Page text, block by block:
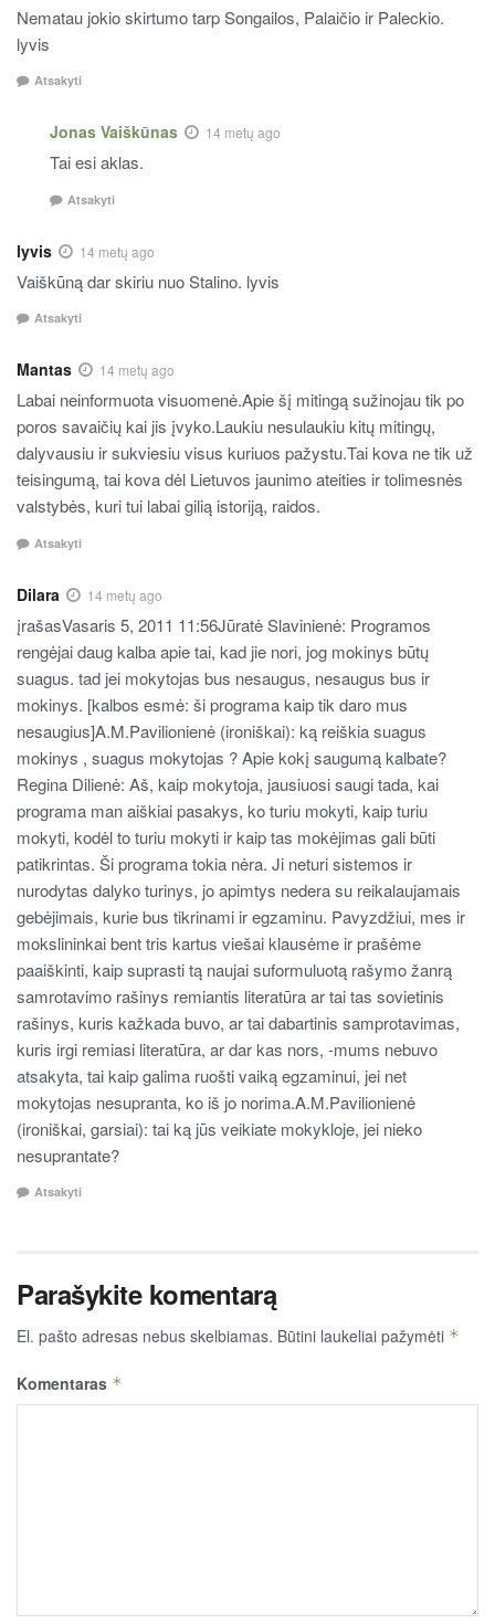
Nematau jokio skirtumo tarp Songailos, Palaičio ir Paleckio.
lyvis
Atsakyti
Jonas Vaiškūnas 14 metų ago
Tai esi aklas.
Atsakyti
lyvis 14 metų ago
Vaiškūną dar skiriu nuo Stalino. lyvis
Atsakyti
Mantas 14 metų ago
Labai neinformuota visuomenė.Apie šį mitingą sužinojau tik po
poros savaičių kai jis įvyko.Laukiu nesulaukiu kitų mitingų,
dalyvausiu ir sukviesiu visus kuriuos pažystu.Tai kova ne tik už
teisingumą, tai kova dėl Lietuvos jaunimo ateities ir tolimesnės
valstybės, kuri tui labai gilią istoriją, raidos.
Atsakyti
Dilara 14 metų ago
įrašasVasaris 5, 2011 11:56Jūratė Slavinienė: Programos
rengėjai daug kalba apie tai, kad jie nori, jog mokinys būtų
suagus. tad jei mokytojas bus nesaugus, nesaugus bus ir
mokinys. [kalbos esmė: ši programa kaip tik daro mus
nesaugius]A.M.Pavilionienė (ironiškai): ką reiškia suagus
mokinys , suagus mokytojas ? Apie kokį saugumą kalbate?
Regina Dilienė: Aš, kaip mokytoja, jausiuosi saugi tada, kai
programa man aiškiai pasakys, ko turiu mokyti, kaip turiu
mokyti, kodėl to turiu mokyti ir kaip tas mokėjimas gali būti
patikrintas. Ši programa tokia nėra. Ji neturi sistemos ir
nurodytas dalyko turinys, jo apimtys nedera su reikalaujamais
gebėjimais, kurie bus tikrinami ir egzaminu. Pavyzdžiui, mes ir
mokslininkai bent tris kartus viešai klausėme ir prašėme
paaiškinti, kaip suprasti tą naujai suformuluotą rašymo žanrą
samrotavimo rašinys remiantis literatūra ar tai tas sovietinis
rašinys, kuris kažkada buvo, ar tai dabartinis samprotavimas,
kuris irgi remiasi literatūra, ar dar kas nors, -mums nebuvo
atsakyta, tai kaip galima ruošti vaiką egzaminui, jei net
mokytojas nesupranta, ko iš jo norima.A.M.Pavilionienė
(ironiškai, garsiai): tai ką jūs veikiate mokykloje, jei nieko
nesuprantate?
Atsakyti
Parašykite komentarą
El. pašto adresas nebus skelbiamas. Būtini laukeliai pažymėti *
Komentaras *